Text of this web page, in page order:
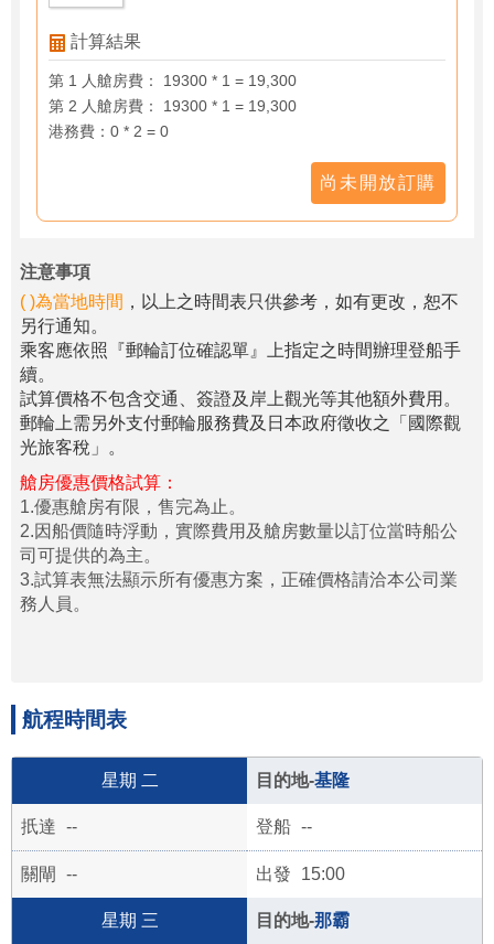
計算結果
第 1 人艙房費： 19300 * 1 = 19,300
第 2 人艙房費： 19300 * 1 = 19,300
港務費：0 * 2 = 0
尚未開放訂購
注意事項
( )為當地時間 ，以上之時間表只供參考，如有更改，恕不
另行通知。
乘客應依照『郵輪訂位確認單』上指定之時間辦理登船手
續。
試算價格不包含交通、簽證及岸上觀光等其他額外費用。
郵輪上需另外支付郵輪服務費及日本政府徵收之「國際觀
光旅客稅」。
艙房優惠價格試算：
1.優惠艙房有限，售完為止。
2.因船價隨時浮動，實際費用及艙房數量以訂位當時船公
司可提供的為主。
3.試算表無法顯示所有優惠方案，正確價格請洽本公司業
務人員。
航程時間表
二 基隆
-- --
-- 15:00
三 那霸